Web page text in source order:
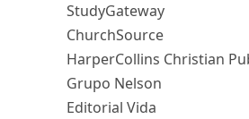
StudyGateway
ChurchSource
HarperCollins Christian
Grupo Nelson
Editorial Vida